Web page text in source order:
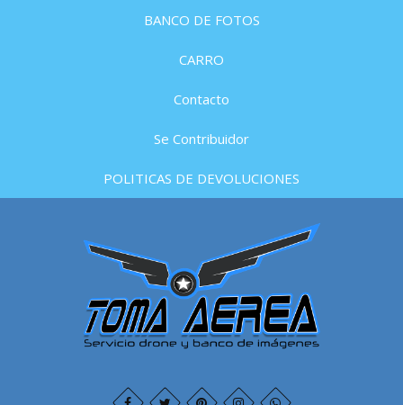
BANCO DE FOTOS
CARRO
Contacto
Se Contribuidor
POLITICAS DE DEVOLUCIONES